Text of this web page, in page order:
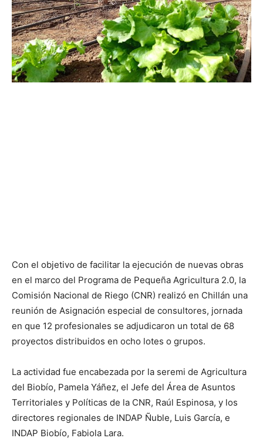
Con el objetivo de facilitar la ejecución de nuevas obras
en el marco del Programa de Pequeña Agricultura 2.0, la
Comisión Nacional de Riego (CNR) realizó en Chillán una
reunión de Asignación especial de consultores, jornada
en que 12 profesionales se adjudicaron un total de 68
proyectos distribuidos en ocho lotes o grupos.
La actividad fue encabezada por la seremi de Agricultura
del Biobío, Pamela Yáñez, el Jefe del Área de Asuntos
Territoriales y Políticas de la CNR, Raúl Espinosa, y los
directores regionales de INDAP Ñuble, Luis García, e
INDAP Biobío, Fabiola Lara.